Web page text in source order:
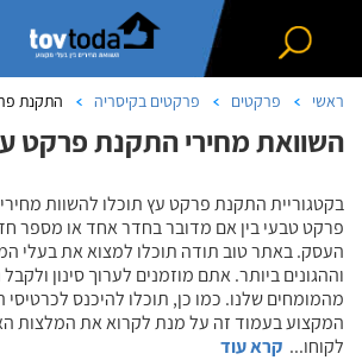
ראשי פרקטים פרקטים בקיסריה התקנת
השוואת מחירי התקנת פרקט
בקטגוריית התקנת פרקט עץ תוכלו להשוות
פרקט טבעי בין אם מדובר בחדר אחד או מספר
העסק. באתר טוב תודה תוכלו למצוא את בעלי
וההגונים ביותר. אתם מוזמנים לערוך סינון
מהמומחים שלנו. כמו כן, תוכלו להיכנס
המקצוע בעמוד זה על מנת לקרוא את המלצות
לקוחו... קרא עוד